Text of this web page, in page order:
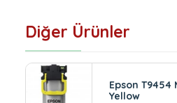
Diğer Ürünler
Epson T9454
Yellow